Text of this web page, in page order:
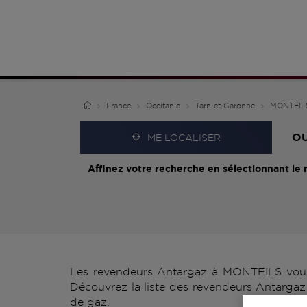
France Occitanie Tarn-et-Garonne
ME LOCALISER
Affinez votre recherche en sélectionnant le
Les revendeurs Antargaz à MONTEILS
Découvrez la liste des revendeurs
de gaz.